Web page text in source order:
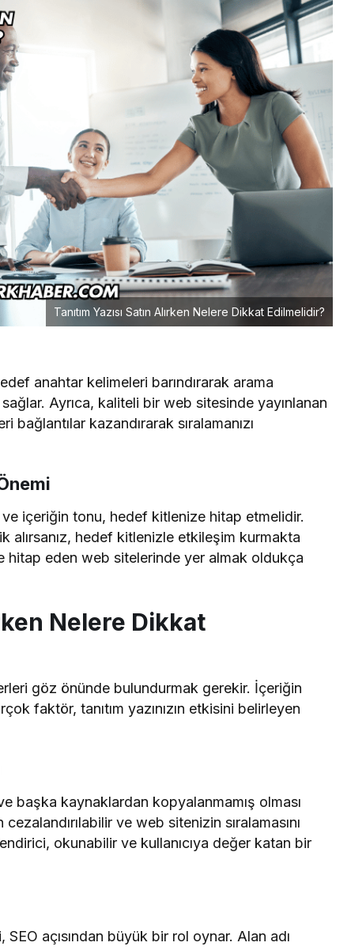
Tanıtım Yazısı Satın Alırken Nelere Dikkat Edilmelidir?
anahtar kelimeleri barındırarak arama
Ayrıca, kaliteli bir web sitesinde yayınlanan
bağlantılar kazandırarak sıralamanızı
ve içeriğin tonu, hedef kitlenize hitap etmelidir.
alırsanız, hedef kitlenizle etkileşim kurmakta
hitap eden web sitelerinde yer almak oldukça
Nelere Dikkat
göz önünde bulundurmak gerekir. İçeriğin
faktör, tanıtım yazınızın etkisini belirleyen
başka kaynaklardan kopyalanmamış olması
ve web sitenizin sıralamasını
okunabilir ve kullanıcıya değer katan bir
SEO açısından büyük bir rol oynar. Alan adı